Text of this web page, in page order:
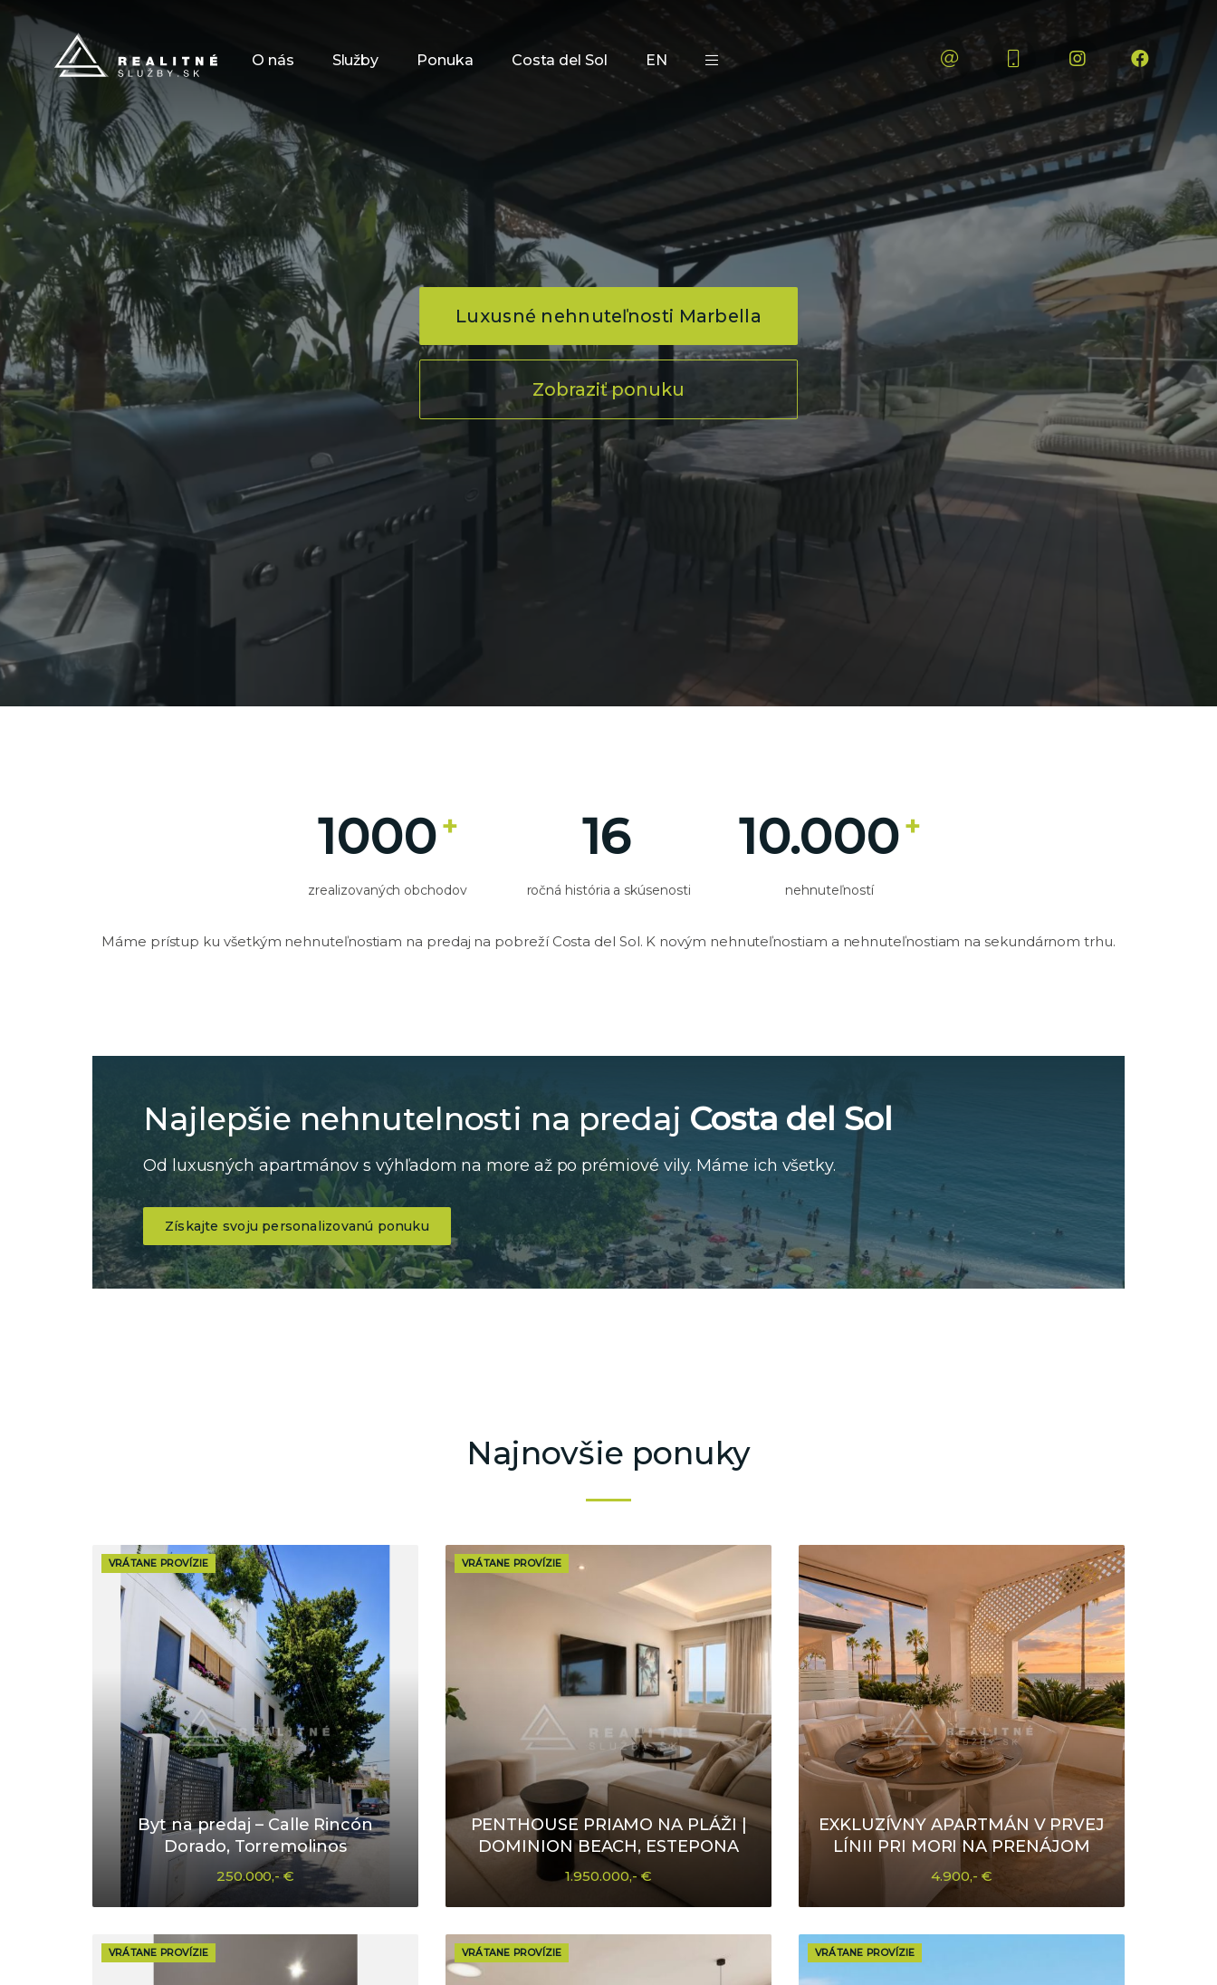
O nás Služby Ponuka Costa del Sol Proces kúpy & FAQ
Blog
Financovanie
Kontakt
EN
Luxusné nehnuteľnosti Marbella
Zobraziť ponuku
1000+
zrealizovaných obchodov
16
ročná história a skúsenosti
10.000+
nehnuteľností
Máme prístup ku všetkým nehnuteľnostiam na predaj na pobreží Costa del Sol. K novým nehnuteľnostiam a nehnuteľnostiam na sekundárnom trhu.
Najlepšie nehnutelnosti na predaj Costa del Sol
Od luxusných apartmánov s výhľadom na more až po prémiové vily. Máme ich všetky.
Získajte svoju personalizovanú ponuku
Najnovšie ponuky
VRÁTANE PROVÍZIE
Byt na predaj – Calle Rincón
Dorado, Torremolinos
250.000,- €
VRÁTANE PROVÍZIE
PENTHOUSE PRIAMO NA PLÁŽI |
DOMINION BEACH, ESTEPONA
1.950.000,- €
EXKLUZÍVNY APARTMÁN V PRVEJ
LÍNII PRI MORI NA PRENÁJOM
4.900,- €
VRÁTANE PROVÍZIE VRÁTANE PROVÍZIE VRÁTANE PROVÍZIE